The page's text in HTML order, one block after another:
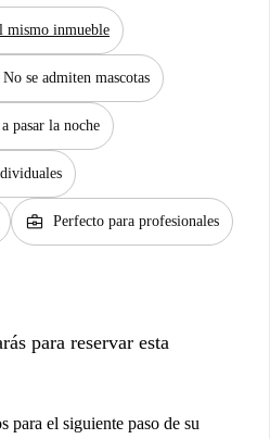
mismo inmueble
No se admiten mascotas
pasar la noche
business_center Perfecto para profesionales
para reservar esta
para el siguiente paso de su